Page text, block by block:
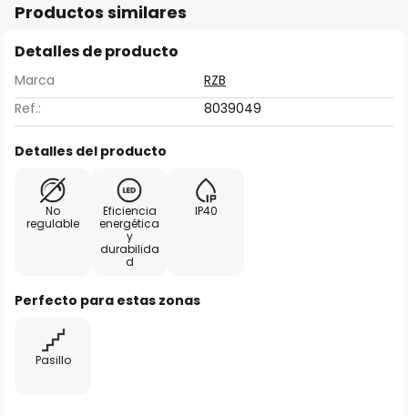
Productos similares
Detalles de producto
Marca
RZB
Ref.:
8039049
Detalles del producto
No
regulable
Eficiencia
energética
y
durabilida
d
IP40
Perfecto para estas zonas
Pasillo